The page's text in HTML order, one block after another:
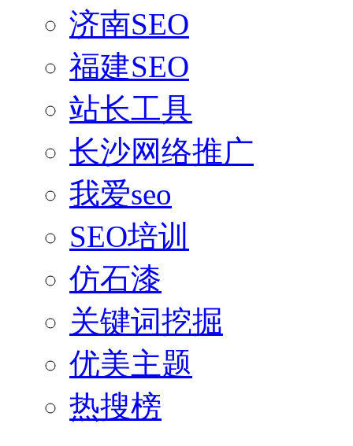
济南SEO
福建SEO
站长工具
长沙网络推广
我爱seo
SEO培训
仿石漆
关键词挖掘
优美主题
热搜榜